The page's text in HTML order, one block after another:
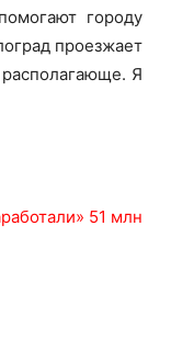
городу
проезжает
Я
51 млн